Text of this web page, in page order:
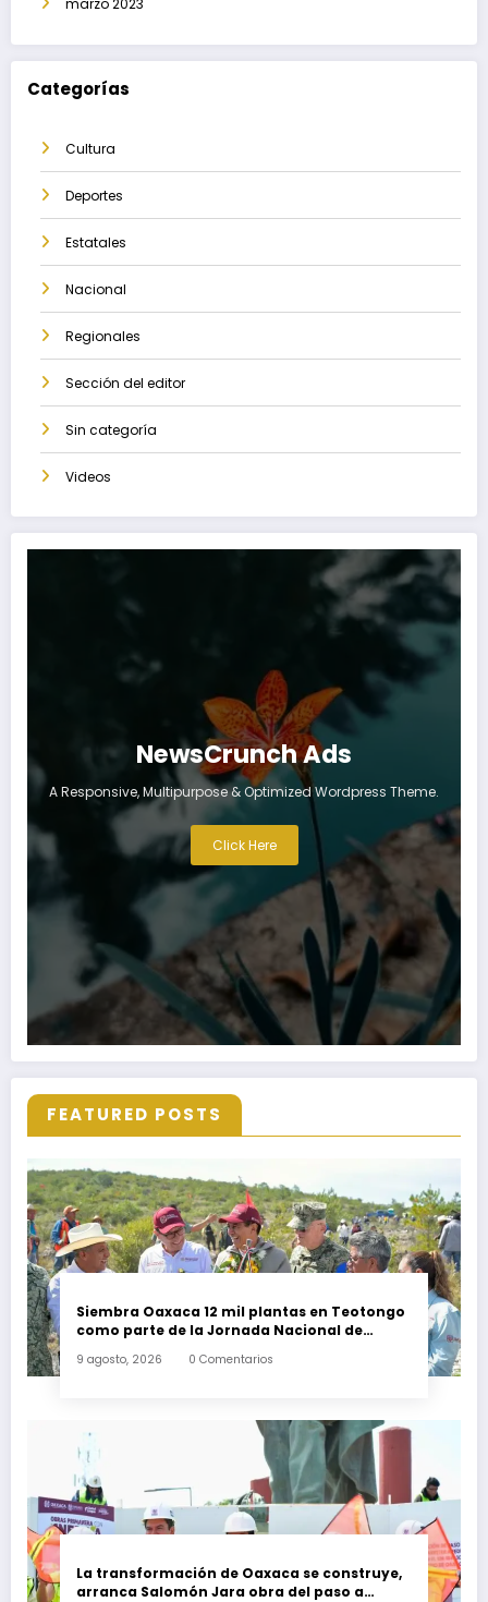
marzo 2023
Categorías
Cultura
Deportes
Estatales
Nacional
Regionales
Sección del editor
Sin categoría
Videos
NewsCrunch Ads
A Responsive, Multipurpose & Optimized Wordpress Theme.
Click Here
FEATURED POSTS
Siembra Oaxaca 12 mil plantas en Teotongo
como parte de la Jornada Nacional de
9 agosto, 2026 0 Comentarios
La transformación de Oaxaca se construye,
arranca Salomón Jara obra del paso a